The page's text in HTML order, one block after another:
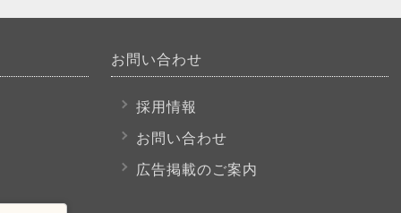
お問い合わせ
採用情報
お問い合わせ
広告掲載のご案内